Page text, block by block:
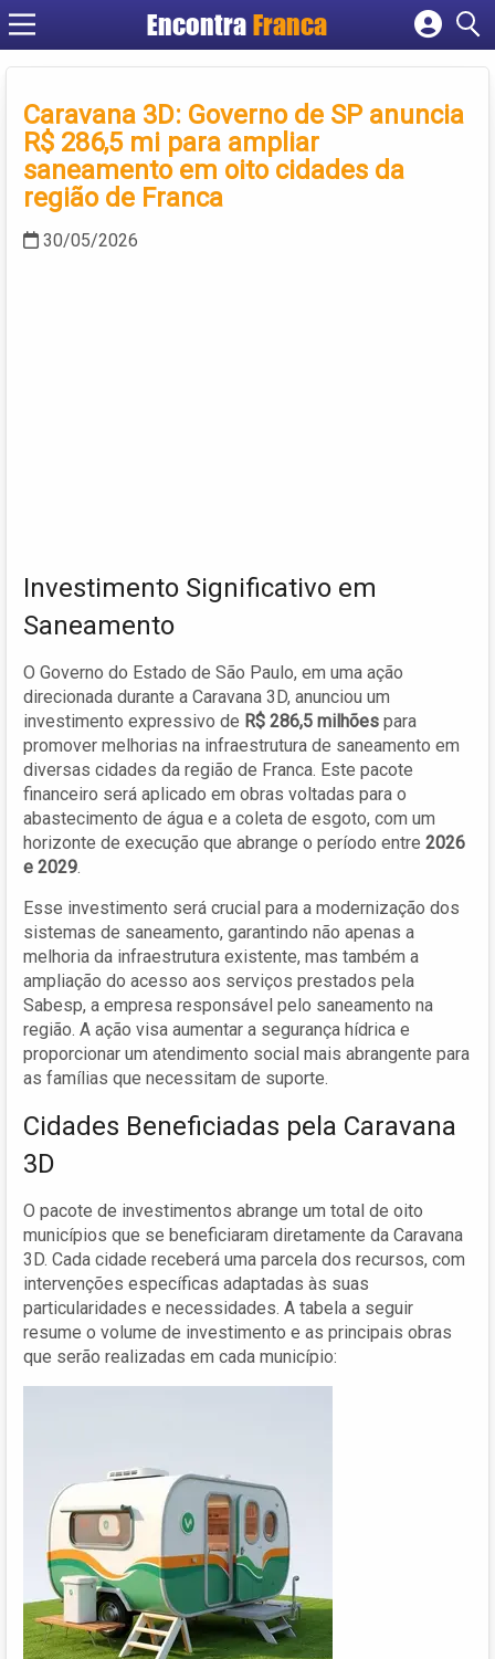
Encontra Franca
Cadastrar empresa
Criar conta
Caravana 3D: Governo de SP anuncia
R$ 286,5 mi para ampliar
saneamento em oito cidades da
região de Franca
30/05/2026
Investimento Significativo em
Saneamento
O Governo do Estado de São Paulo, em uma ação
direcionada durante a Caravana 3D, anunciou um
investimento expressivo de R$ 286,5 milhões para
promover melhorias na infraestrutura de saneamento em
diversas cidades da região de Franca. Este pacote
financeiro será aplicado em obras voltadas para o
abastecimento de água e a coleta de esgoto, com um
horizonte de execução que abrange o período entre 2026
e 2029.
Esse investimento será crucial para a modernização dos
sistemas de saneamento, garantindo não apenas a
melhoria da infraestrutura existente, mas também a
ampliação do acesso aos serviços prestados pela
Sabesp, a empresa responsável pelo saneamento na
região. A ação visa aumentar a segurança hídrica e
proporcionar um atendimento social mais abrangente para
as famílias que necessitam de suporte.
Cidades Beneficiadas pela Caravana
3D
O pacote de investimentos abrange um total de oito
municípios que se beneficiaram diretamente da Caravana
3D. Cada cidade receberá uma parcela dos recursos, com
intervenções específicas adaptadas às suas
particularidades e necessidades. A tabela a seguir
resume o volume de investimento e as principais obras
que serão realizadas em cada município: